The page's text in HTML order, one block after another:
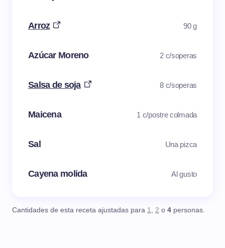
Arroz 90 g
Azúcar Moreno 2 c/soperas
Salsa de soja 8 c/soperas
Maicena 1 c/postre colmada
Sal Una pizca
Cayena molida Al gusto
Cantidades de esta receta ajustadas para 1, 2 o 4 personas.